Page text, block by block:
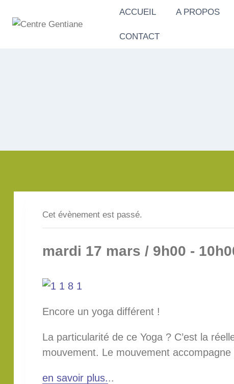
ACCUEIL A PROPOS
CONTACT
Cet évènement est passé.
mardi 17 mars / 9h00 -
Encore un yoga différent !
La particularité de ce Yoga ? C’est la
mouvement. Le mouvement accompagne
en savoir plus...